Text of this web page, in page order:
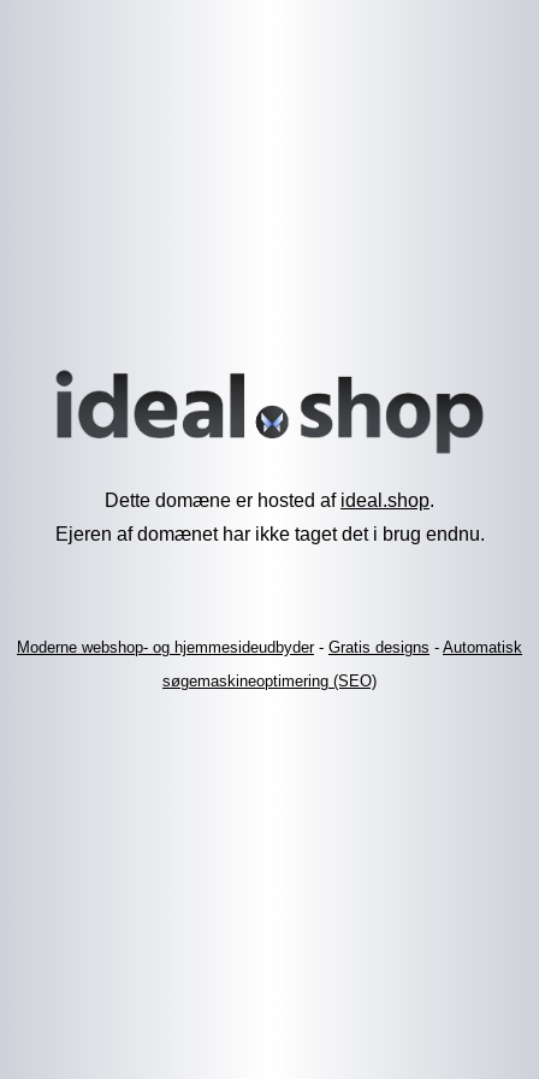
Dette domæne er hosted af ideal.shop.
Ejeren af domænet har ikke taget det i brug endnu.
Moderne webshop- og hjemmesideudbyder- Gratis designs - Automatisk
søgemaskineoptimering (SEO)